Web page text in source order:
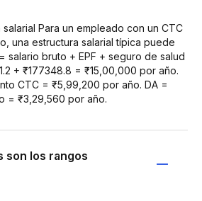
Para un empleado con un CTC
una estructura salarial típica puede
salario bruto + EPF + seguro de salud
+ ₹177348.8 = ₹15,00,000 por año.
CTC = ₹5,99,200 por año. DA =
= ₹3,29,560 por año.
son los rangos